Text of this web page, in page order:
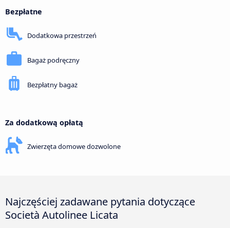
Bezpłatne
Dodatkowa przestrzeń
Bagaż podręczny
Bezpłatny bagaż
Za dodatkową opłatą
Zwierzęta domowe dozwolone
Najczęściej zadawane pytania dotyczące
Società Autolinee Licata